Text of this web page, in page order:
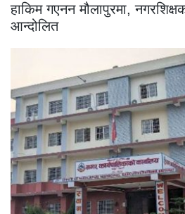
हाकिम गएनन मौलापुरमा,
आन्दोलित